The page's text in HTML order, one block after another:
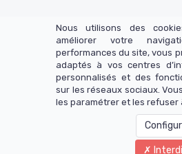
© Copyright 2025
Mentions
Politique de
Ce site n'appartient pas à Facebook et
Nous utilisons des
améliorer votre
performances du site, vous
adaptés à vos centres
personnalisés et des
sur les réseaux sociaux.
les paramétrer et les refuser